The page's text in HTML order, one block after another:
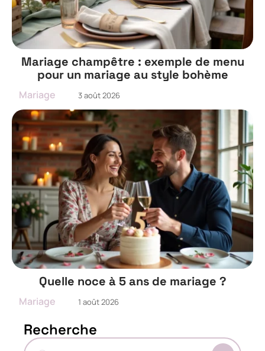
Mariage champêtre : exemple de menu
pour un mariage au style bohème
Mariage 3 août 2026
Quelle noce à 5 ans de mariage ?
Mariage 1 août 2026
Recherche